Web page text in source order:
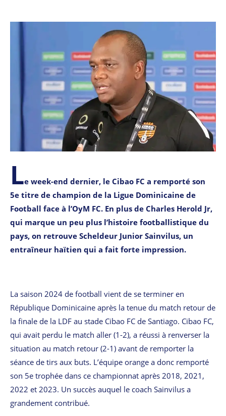
Le week-end dernier, le Cibao FC a remporté son
5e titre de champion de la Ligue Dominicaine de
Football face à l’OyM FC. En plus de Charles Herold Jr,
qui marque un peu plus l’histoire footballistique du
pays, on retrouve Scheldeur Junior Sainvilus, un
entraîneur haïtien qui a fait forte impression.
La saison 2024 de football vient de se terminer en
République Dominicaine après la tenue du match retour de
la finale de la LDF au stade Cibao FC de Santiago. Cibao FC,
qui avait perdu le match aller (1-2), a réussi à renverser la
situation au match retour (2-1) avant de remporter la
séance de tirs aux buts. L’équipe orange a donc remporté
son 5e trophée dans ce championnat après 2018, 2021,
2022 et 2023. Un succès auquel le coach Sainvilus a
grandement contribué.